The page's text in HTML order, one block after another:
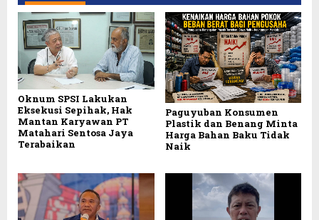
Oknum SPSI Lakukan
Eksekusi Sepihak, Hak
Mantan Karyawan PT
Matahari Sentosa Jaya
Terabaikan
Paguyuban Konsumen
Plastik dan Benang Minta
Harga Bahan Baku Tidak
Naik